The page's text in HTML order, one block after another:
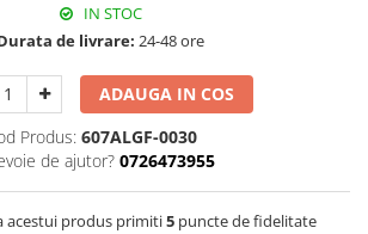
IN STOC
de livrare: 24-48 ore
ADAUGA IN COS
Produs: 607ALGF-0030
de ajutor? 0726473955
acestui produs primiti5 puncte de fidelitate